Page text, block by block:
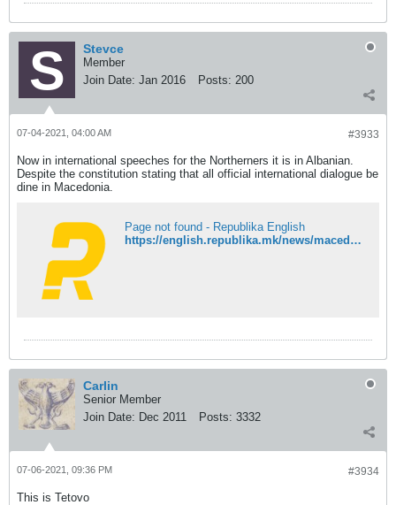
Stevce
Member
Join Date: Jan 2016 Posts: 200
#3933
07-04-2021, 04:00 AM
Now in international speeches for the Northerners it is in Albanian.
Despite the constitution stating that all official international dialogue be
dine in Macedonia.
Page not found - Republika English
https://english.republika.mk/news/macedonia/macedonias-speaker-xhaferi-addresses-the-eu-parliament-in-albanian-language/?fbclid=IwAR3XfaJMDNa23aFyjZyVsKrf3BsD7t0rUbvE0PaWVrN5MKm5W9apwNDYlrU
Carlin
Senior Member
Join Date: Dec 2011 Posts: 3332
#3934
07-06-2021, 09:36 PM
This is Tetovo